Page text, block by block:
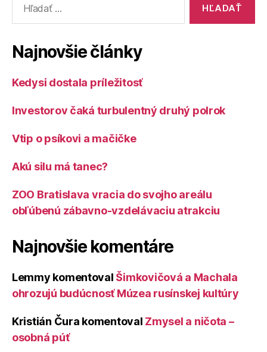
Najnovšie články
Kedysi dostala príležitosť
Investorov čaká turbulentný druhý polrok
Vtip o psíkovi a mačičke
Akú silu má tanec?
ZOO Bratislava vracia do svojho areálu
obľúbenú zábavno-vzdelávaciu atrakciu
Najnovšie komentáre
Lemmy komentoval Šimkovičová a Machala
ohrozujú budúcnosť Múzea rusínskej kultúry
Kristián Čura komentoval Zmysel a ničota –
osobná púť